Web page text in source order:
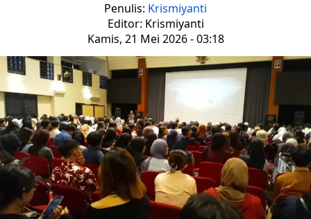
Penulis: Krismiyanti
Editor: Krismiyanti
Kamis, 21 Mei 2026 - 03:18